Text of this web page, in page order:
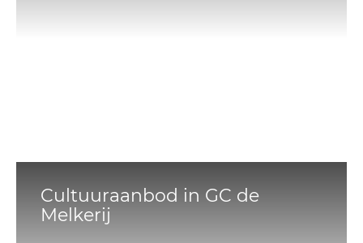
Cultuuraanbod in GC de
Melkerij